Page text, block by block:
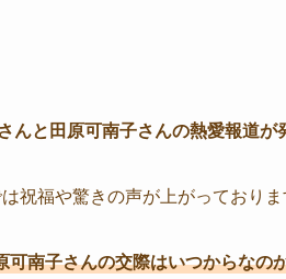
んと田原可南子さんの熱愛報道が
祝福や驚きの声が上がっておりま
可南子さんの交際はいつからなの